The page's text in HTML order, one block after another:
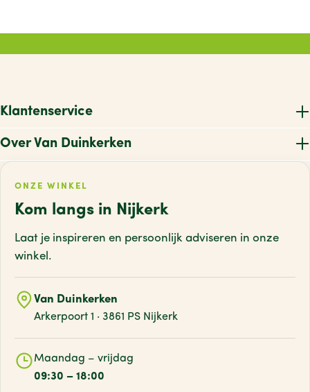
Klantenservice
Over Van Duinkerken
ONZE WINKEL
Kom langs in Nijkerk
Laat je inspireren en persoonlijk adviseren in onze
winkel.
Van Duinkerken
Arkerpoort 1 · 3861 PS Nijkerk
Maandag – vrijdag
09:30 – 18:00